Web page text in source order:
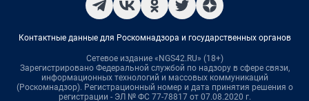
Контактные данные для Роскомнадзора и государственных органов
Сетевое издание «NGS42.RU» (18+)
Зарегистрировано Федеральной службой по надзору в сфере связи,
информационных технологий и массовых коммуникаций
(Роскомнадзор). Регистрационный номер и дата принятия решения о
регистрации - ЭЛ № ФС 77-78817 от 07.08.2020 г.